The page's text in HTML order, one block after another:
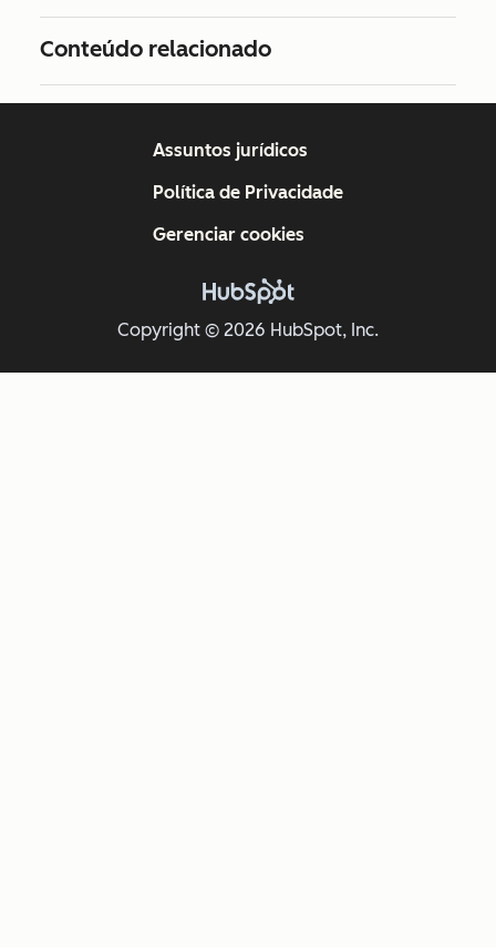
Conteúdo relacionado
Copyright © 2026 HubSpot, Inc.
Assuntos jurídicos
Política de Privacidade
Gerenciar cookies